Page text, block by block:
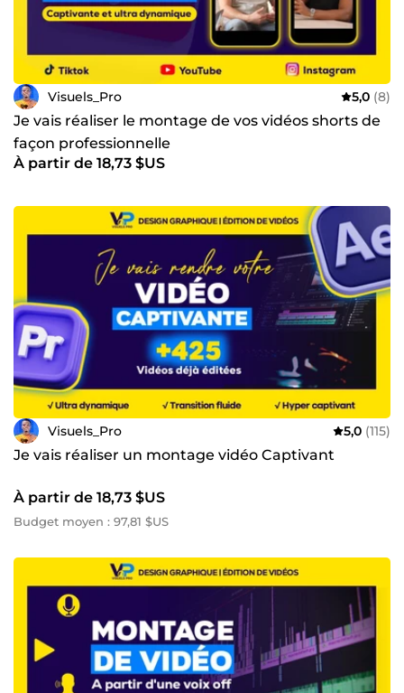
Visuels_Pro 5,0 (8)
Je vais réaliser le montage de vos vidéos shorts de
façon professionnelle
À partir de 18,73 $US
Visuels_Pro 5,0 (115)
Je vais réaliser un montage vidéo Captivant
À partir de 18,73 $US
Budget moyen : 97,81 $US